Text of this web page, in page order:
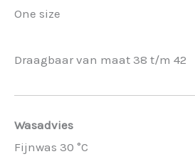
One size
Draagbaar van maat 38 t/m 42
Wasadvies
Fijnwas 30 °C